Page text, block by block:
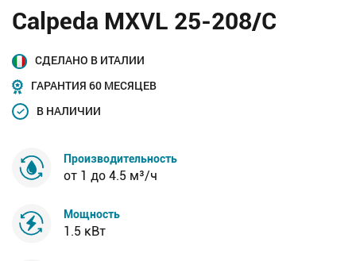
Calpeda MXVL 25-208/C
СДЕЛАНО В ИТАЛИИ
ГАРАНТИЯ 60 МЕСЯЦЕВ
В НАЛИЧИИ
Производительность
от 1 до 4.5 м³/ч
Мощность
1.5 кВт